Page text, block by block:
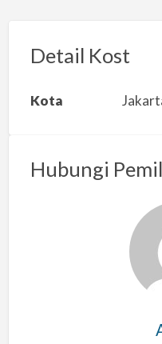
r
a
s
Detail Kost
Kota
Hubungi